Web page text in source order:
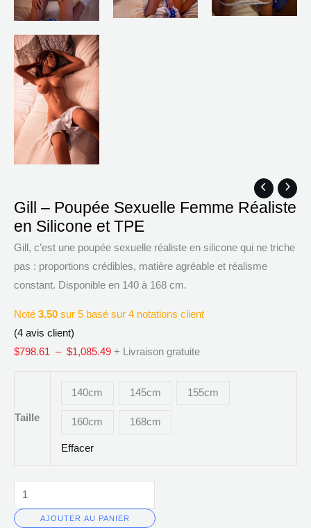
Gill – Poupée Sexuelle Femme Réaliste
en Silicone et TPE
Gill, c’est une poupée sexuelle réaliste en silicone qui ne triche
pas : proportions crédibles, matière agréable et réalisme
constant. Disponible en 140 à 168 cm.
Noté 3.50 sur 5 basé sur 4 notations client
(4 avis client)
$798.61 – $1,085.49
de
prix :
$798.61
à
$1,085.49
+ Livraison gratuite
Taille
140cm 145cm 155cm
160cm 168cm
Effacer
de
Gill
–
Poupée
Sexuelle
Réaliste
en
Silicone
AJOUTER AU PANIER